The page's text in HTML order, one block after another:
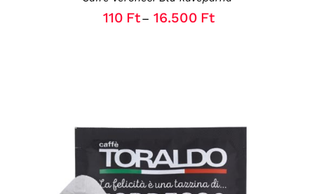
PAGE
110 Ft– 16.500 Ft